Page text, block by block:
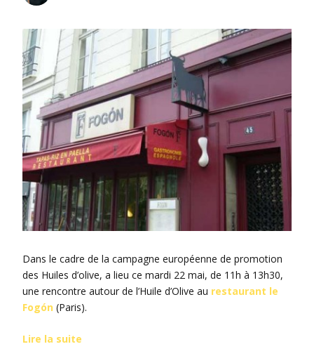
Dans le cadre de la campagne européenne de promotion
des Huiles d’olive, a lieu ce mardi 22 mai, de 11h à 13h30,
une rencontre autour de l’Huile d’Olive au restaurant le
Fogón (Paris).
Lire la suite